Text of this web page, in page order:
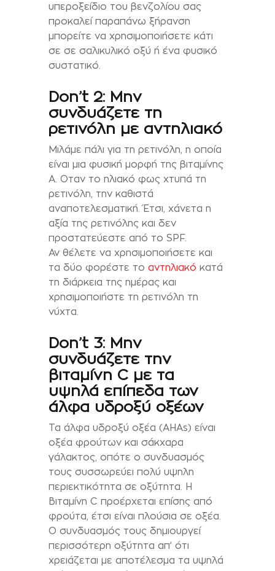
υπεροξείδιο του βενζολίου σας
προκαλεί παραπάνω ξήρανση
μπορείτε να χρησιμοποιήσετε κάτι
σε σε σαλικυλικό οξύ ή ένα φυσικό
συστατικό.
Don’t 2: Μην
συνδυάζετε τη
ρετινόλη με αντηλιακό
Μιλάμε πάλι για τη ρετινόλη, η οποία
είναι μια φυσική μορφή της βιταμίνης
Α. Οταν το ηλιακό φως χτυπά τη
ρετινόλη, την καθιστά
αναποτελεσματική. Έτσι, χάνετα η
αξία της ρετινόλης και δεν
προστατεύεστε από το SPF.
Αν θέλετε να χρησιμοποιήσετε και
τα δύο φορέστε το αντηλιακό κατά
τη διάρκεια της ημέρας και
χρησιμοποιήστε τη ρετινόλη τη
νύχτα.
Don’t 3: Μην
συνδυάζετε την
βιταμίνη C με τα
υψηλά επίπεδα των
άλφα υδροξύ οξέων
Τα άλφα υδροξύ οξέα (AHAs) είναι
οξέα φρούτων και σάκχαρα
γάλακτος, οπότε ο συνδυασμός
τους συσσωρεύει πολύ υψηλη
περιεκτικότητα σε οξύτητα. Η
Βιταμίνη C προέρχεται επίσης από
φρούτα, έτσι είναι πλούσια σε οξέα.
Ο συνδυασμός τους δημιουργεί
περισσότερη οξύτητα απ’ ότι
χρειάζεται με αποτέλεσμα τα υψηλά